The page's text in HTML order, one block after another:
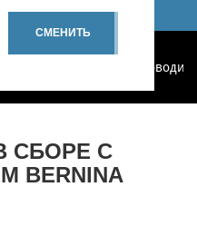
Подробнее...
СМЕНИТЬ
СБОРЕ С
BERNINA